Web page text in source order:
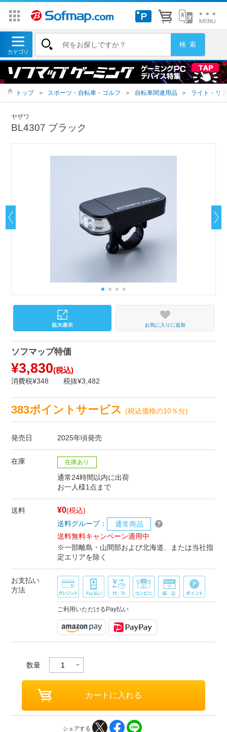
トップ ＞ スポーツ・自転車・ゴルフ ＞ 自転車関連用品 ＞ ライト・リ
ヤザワ
BL4307 ブラック
お気に入りに追加
ソフマップ特価
¥3,830(税込)
消費税¥348 税抜¥3,482
383ポイントサービス(税込価格の10％分)
発売日 2025年頃発売
在庫 在庫あり
通常24時間以内に出荷
お一人様1点まで
送料 ¥0(税込)
送料グループ：
通常商品
送料無料キャンペーン適用中
※一部離島・山間部および北海道、または当社指
定エリアを除く
お支払い
方法
ご利用いただけるPay払い
数量
シェアする